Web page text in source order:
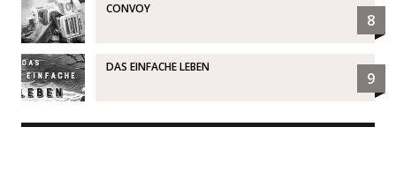
CONVOY
8
DAS EINFACHE LEBEN
9